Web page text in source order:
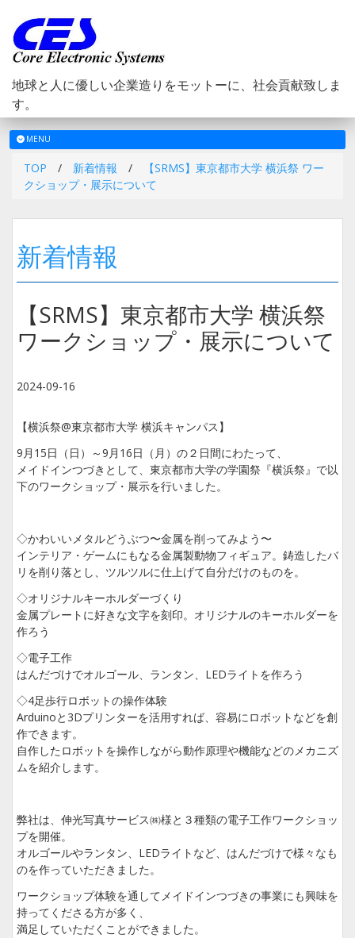
地球と人に優しい企業造りをモットーに、社会貢献致しま
す。
メ
ニ
MENU
TOP / 新着情報 /
【SRMS】東京都市大学 横浜祭 ワー
クショップ・展示について
新着情報
【SRMS】東京都市大学 横浜祭
ワークショップ・展示について
2024-09-16
【横浜祭@東京都市大学 横浜キャンパス】
9月15日（日）～9月16日（月）の２日間にわたって、
メイドインつづきとして、東京都市大学の学園祭『横浜祭』で以
下のワークショップ・展示を行いました。
◇かわいいメタルどうぶつ〜金属を削ってみよう〜
インテリア・ゲームにもなる金属製動物フィギュア。鋳造したバ
リを削り落とし、ツルツルに仕上げて自分だけのものを。
◇オリジナルキーホルダーづくり
金属プレートに好きな文字を刻印。オリジナルのキーホルダーを
作ろう
◇電子工作
はんだづけでオルゴール、ランタン、LEDライトを作ろう
◇4足歩行ロボットの操作体験
Arduinoと3Dプリンターを活用すれば、容易にロボットなどを創
作できます。
自作したロボットを操作しながら動作原理や機能などのメカニズ
ムを紹介します。
弊社は、伸光写真サービス㈱様と３種類の電子工作ワークショッ
プを開催。
オルゴールやランタン、LEDライトなど、はんだづけで様々なも
のを作っていただきました。
ワークショップ体験を通してメイドインつづきの事業にも興味を
持ってくださる方が多く、
満足していただくことができました。